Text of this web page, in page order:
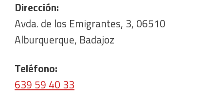
Dirección:
Avda. de los Emigrantes, 3, 06510
Alburquerque, Badajoz
Teléfono:
639 59 40 33